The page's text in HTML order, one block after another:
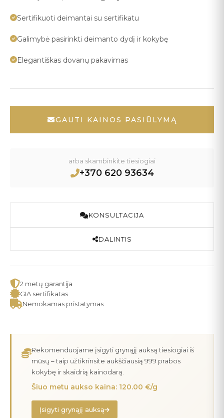
Sertifikuoti deimantai su sertifikatu
Galimybė pasirinkti deimanto dydį ir kokybę
Elegantiškas dovanų pakavimas
GAUTI KAINOS PASIŪLYMĄ
arba skambinkite tiesiogiai
+370 620 93634
KONSULTACIJA
DALINTIS
2 metų garantija
GIA sertifikatas
Nemokamas pristatymas
Rekomenduojame įsigyti grynąjį auksą tiesiogiai iš
mūsų – taip užtikrinsite aukščiausią 999 prabos
kokybę ir skaidrią kainodarą.
Šiuo metu aukso kaina: 120.00 €/g
Įsigyti grynąjį auksą